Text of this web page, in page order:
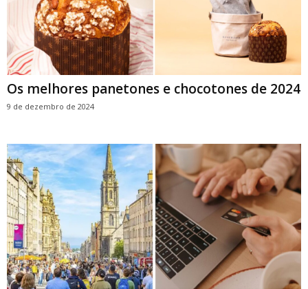
Os melhores panetones e chocotones de 2024
9 de dezembro de 2024